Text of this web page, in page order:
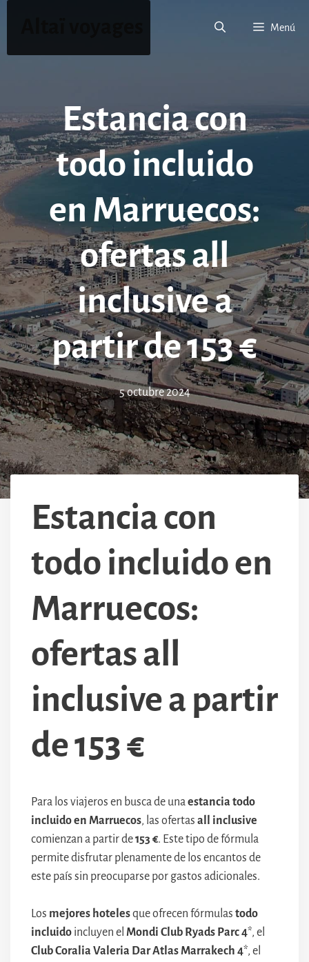
Menú
Estancia con
todo incluido
en Marruecos:
ofertas all
inclusive a
partir de 153 €
5 octubre 2024
Estancia con
todo incluido en
Marruecos:
ofertas all
inclusive a partir
de 153 €
Para los viajeros en busca de unaestancia todo
incluido en Marruecos, las ofertas all inclusive
comienzan a partir de153 €. Este tipo de fórmula
permite disfrutar plenamente de los encantos de
este país sin preocuparse por gastos adicionales.
Los mejores hotelesque ofrecen fórmulas todo
incluido incluyen el Mondi Club Ryads Parc 4*, el
Club Coralia Valeria Dar Atlas Marrakech 4*, el